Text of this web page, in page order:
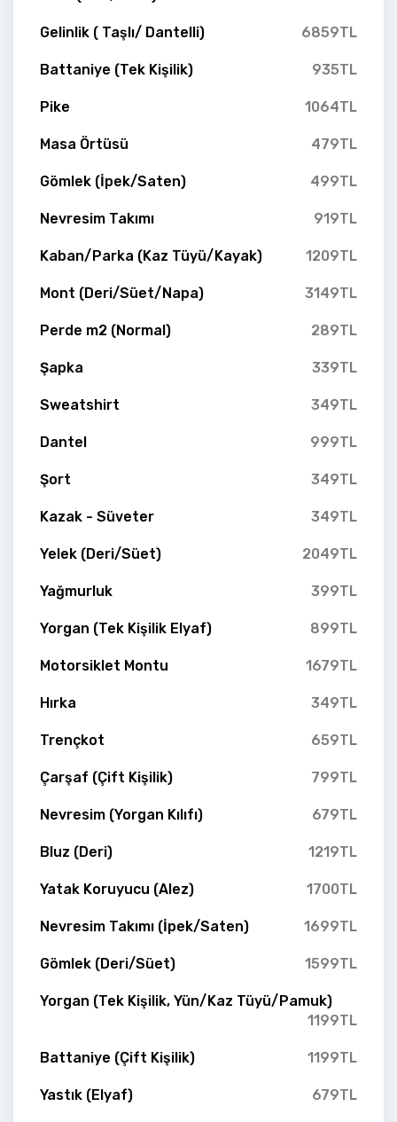
Gelinlik ( Taşlı/ Dantelli) 6859TL
Battaniye (Tek Kişilik) 935TL
Pike 1064TL
Masa Örtüsü 479TL
Gömlek (İpek/Saten) 499TL
Nevresim Takımı 919TL
Kaban/Parka (Kaz Tüyü/Kayak) 1209TL
Mont (Deri/Süet/Napa) 3149TL
Perde m2 (Normal) 289TL
Şapka 339TL
Sweatshirt 349TL
Dantel 999TL
Şort 349TL
Kazak - Süveter 349TL
Yelek (Deri/Süet) 2049TL
Yağmurluk 399TL
Yorgan (Tek Kişilik Elyaf) 899TL
Motorsiklet Montu 1679TL
Hırka 349TL
Trençkot 659TL
Çarşaf (Çift Kişilik) 799TL
Nevresim (Yorgan Kılıfı) 679TL
Bluz (Deri) 1219TL
Yatak Koruyucu (Alez) 1700TL
Nevresim Takımı (İpek/Saten) 1699TL
Gömlek (Deri/Süet) 1599TL
Yorgan (Tek Kişilik, Yün/Kaz Tüyü/Pamuk)
1199TL
Battaniye (Çift Kişilik) 1199TL
Yastık (Elyaf) 679TL